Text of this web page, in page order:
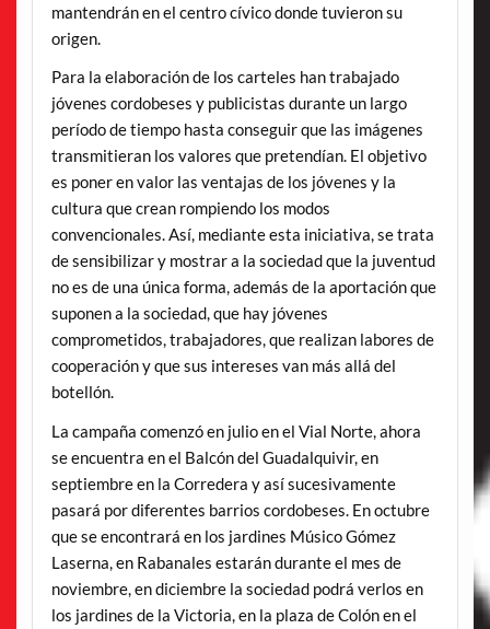
mantendrán en el centro cívico donde tuvieron su
origen.
Para la elaboración de los carteles han trabajado
jóvenes cordobeses y publicistas durante un largo
período de tiempo hasta conseguir que las imágenes
transmitieran los valores que pretendían. El objetivo
es poner en valor las ventajas de los jóvenes y la
cultura que crean rompiendo los modos
convencionales. Así, mediante esta iniciativa, se trata
de sensibilizar y mostrar a la sociedad que la juventud
no es de una única forma, además de la aportación que
suponen a la sociedad, que hay jóvenes
comprometidos, trabajadores, que realizan labores de
cooperación y que sus intereses van más allá del
botellón.
La campaña comenzó en julio en el Vial Norte, ahora
se encuentra en el Balcón del Guadalquivir, en
septiembre en la Corredera y así sucesivamente
pasará por diferentes barrios cordobeses. En octubre
que se encontrará en los jardines Músico Gómez
Laserna, en Rabanales estarán durante el mes de
noviembre, en diciembre la sociedad podrá verlos en
los jardines de la Victoria, en la plaza de Colón en el